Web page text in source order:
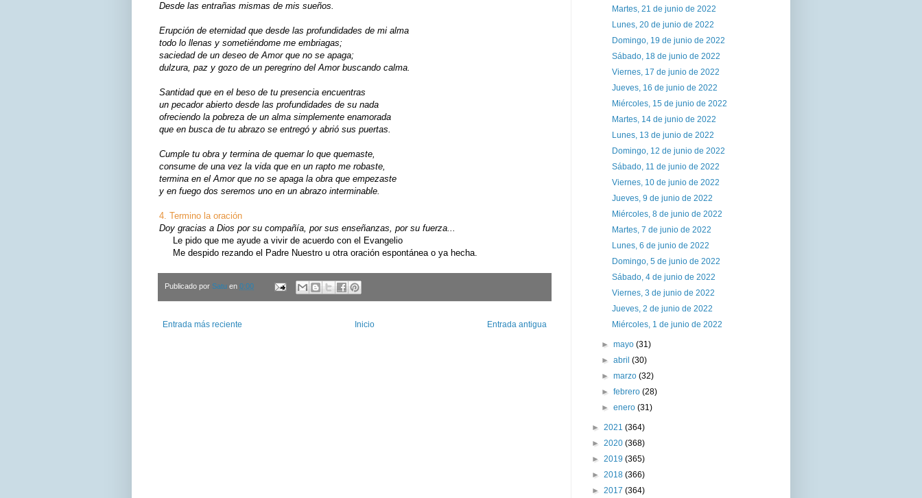
Desde las entrañas mismas de mis sueños.
Erupción de eternidad que desde las profundidades de mi alma
todo lo llenas y sometiéndome me embriagas;
saciedad de un deseo de Amor que no se apaga;
dulzura, paz y gozo de un peregrino del Amor buscando calma.
Santidad que en el beso de tu presencia encuentras
un pecador abierto desde las profundidades de su nada
ofreciendo la pobreza de un alma simplemente enamorada
que en busca de tu abrazo se entregó y abrió sus puertas.
Cumple tu obra y termina de quemar lo que quemaste,
consume de una vez la vida que en un rapto me robaste,
termina en el Amor que no se apaga la obra que empezaste
y en fuego dos seremos uno en un abrazo interminable.
4. Termino la oración
Doy gracias a Dios por su compañía, por sus enseñanzas, por su fuerza...
Le pido que me ayude a vivir de acuerdo con el Evangelio
Me despido rezando el Padre Nuestro u otra oración espontánea o ya hecha.
Publicado por Satu en 0:00
Entrada más reciente Entrada antigua
Inicio
Martes, 21 de junio de 2022
Lunes, 20 de junio de 2022
Domingo, 19 de junio de 2022
Sábado, 18 de junio de 2022
Viernes, 17 de junio de 2022
Jueves, 16 de junio de 2022
Miércoles, 15 de junio de 2022
Martes, 14 de junio de 2022
Lunes, 13 de junio de 2022
Domingo, 12 de junio de 2022
Sábado, 11 de junio de 2022
Viernes, 10 de junio de 2022
Jueves, 9 de junio de 2022
Miércoles, 8 de junio de 2022
Martes, 7 de junio de 2022
Lunes, 6 de junio de 2022
Domingo, 5 de junio de 2022
Sábado, 4 de junio de 2022
Viernes, 3 de junio de 2022
Jueves, 2 de junio de 2022
Miércoles, 1 de junio de 2022
►mayo(31)
►abril(30)
►marzo(32)
►febrero(28)
►enero(31)
► 2021 (364)
► 2020 (368)
► 2019 (365)
► 2018 (366)
► 2017 (364)